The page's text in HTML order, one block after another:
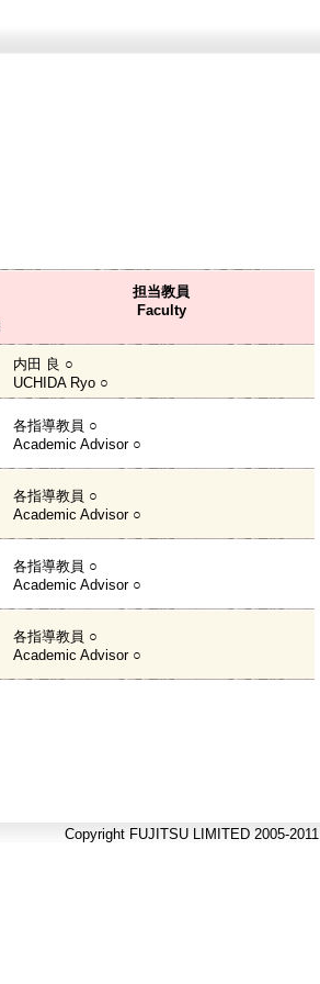
担当教員
Faculty
内田 良 ○
UCHIDA Ryo ○
各指導教員 ○
Academic Advisor ○
各指導教員 ○
Academic Advisor ○
各指導教員 ○
Academic Advisor ○
各指導教員 ○
Academic Advisor ○
Copyright FUJITSU LIMITED 2005-2011